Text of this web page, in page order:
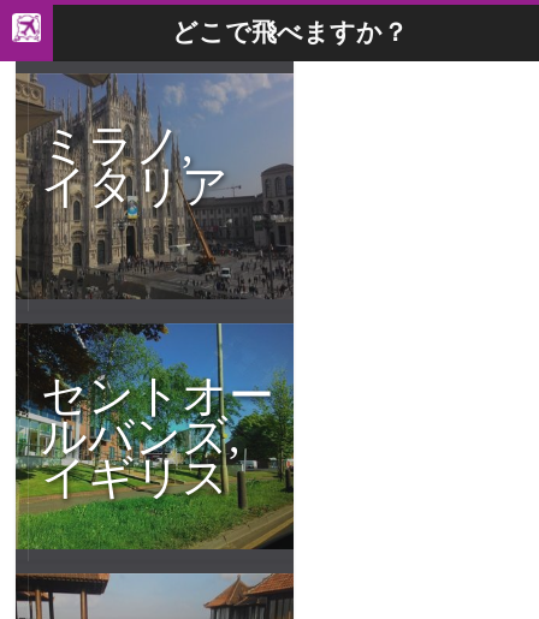
どこで飛べますか？
ミラノ,
イタリア
セントオー
ルバンズ,
イギリス